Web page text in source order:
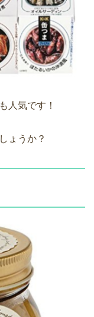
人気です！
ょうか？